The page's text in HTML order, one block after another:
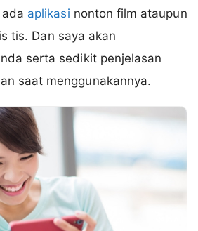
aplikasi nonton film ataupun
tis. Dan saya akan
serta sedikit penjelasan
saat menggunakannya.